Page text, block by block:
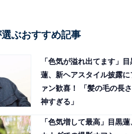
ぶおすすめ記事
「色気が溢れ出てます」目
蓮、新ヘアスタイル披露に
ァン歓喜！ 「髪の毛の長さ
神すぎる」
「色気増して最高」目黒蓮